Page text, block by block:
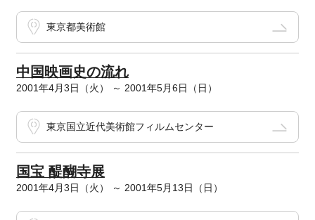
東京都美術館
中国映画史の流れ
2001年4月3日（火） ～ 2001年5月6日（日）
東京国立近代美術館フィルムセンター
国宝 醍醐寺展
2001年4月3日（火） ～ 2001年5月13日（日）